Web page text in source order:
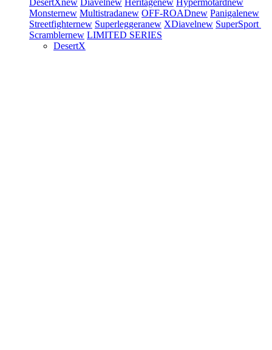
DesertXnew Diavelnew Heritagenew Hypermotardnew
Monsternew Multistradanew OFF-ROADnew Panigalenew
Streetfighternew Superleggeranew XDiavelnew SuperSport
Scramblernew LIMITED SERIES
DesertX